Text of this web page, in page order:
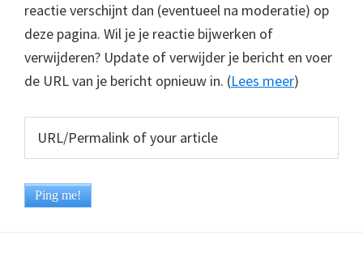
reactie verschijnt dan (eventueel na moderatie) op
deze pagina. Wil je je reactie bijwerken of
verwijderen? Update of verwijder je bericht en voer
de URL van je bericht opnieuw in. (Lees meer)